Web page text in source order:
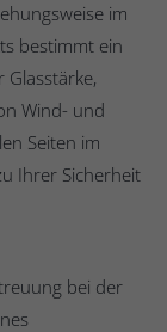
im
bestimmt ein
Wind- und
Seiten im
Ihrer Sicherheit
bei der